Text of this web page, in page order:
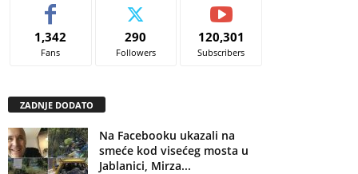
1,342
Fans
290
Followers
120,301
Subscribers
ZADNJE DODATO
Na Facebooku ukazali na
smeće kod visećeg mosta u
Jablanici, Mirza...